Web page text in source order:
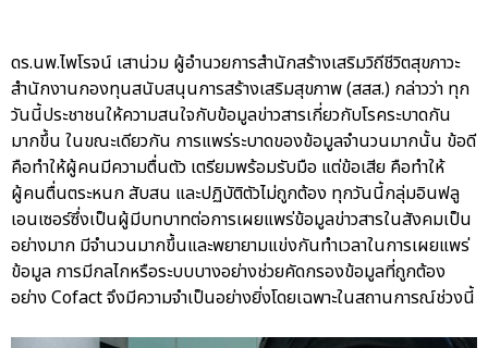
ดร.นพ.ไพโรจน์ เสาน่วม ผู้อำนวยการสำนักสร้างเสริมวิถีชีวิตสุขภาวะ
สำนักงานกองทุนสนับสนุนการสร้างเสริมสุขภาพ (สสส.) กล่าวว่า ทุก
วันนี้ประชาชนให้ความสนใจกับข้อมูลข่าวสารเกี่ยวกับโรคระบาดกัน
มากขึ้น ในขณะเดียวกัน การแพร่ระบาดของข้อมูลจำนวนมากนั้น ข้อดี
คือทำให้ผู้คนมีความตื่นตัว เตรียมพร้อมรับมือ แต่ข้อเสีย คือทำให้
ผู้คนตื่นตระหนก สับสน และปฏิบัติตัวไม่ถูกต้อง ทุกวันนี้กลุ่มอินฟลู
เอนเซอร์ซึ่งเป็นผู้มีบทบาทต่อการเผยแพร่ข้อมูลข่าวสารในสังคมเป็น
อย่างมาก มีจำนวนมากขึ้นและพยายามแข่งกันทำเวลาในการเผยแพร่
ข้อมูล การมีกลไกหรือระบบบางอย่างช่วยคัดกรองข้อมูลที่ถูกต้อง
อย่าง Cofact จึงมีความจำเป็นอย่างยิ่งโดยเฉพาะในสถานการณ์ช่วงนี้